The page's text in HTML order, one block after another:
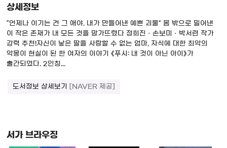
상세정보
”언제나 이기는 건 그 애야. 내가 만들어낸 예쁜 괴물“ 몸 밖으로 밀어낸
이 작은 존재가 내 모든 것을 망가뜨렸다 정희진ㆍ손보미ㆍ박서련 작가
강력 추천!자신이 낳은 딸을 사랑할 수 없는 엄마, 자식에 대한 최악의
악몽이 현실이 된 한 여자의 이야기 《푸시: 내 것이 아닌 아이》가
출간되었다. 2인칭...
도서정보 상세보기 [NAVER 제공]
서가 브라우징